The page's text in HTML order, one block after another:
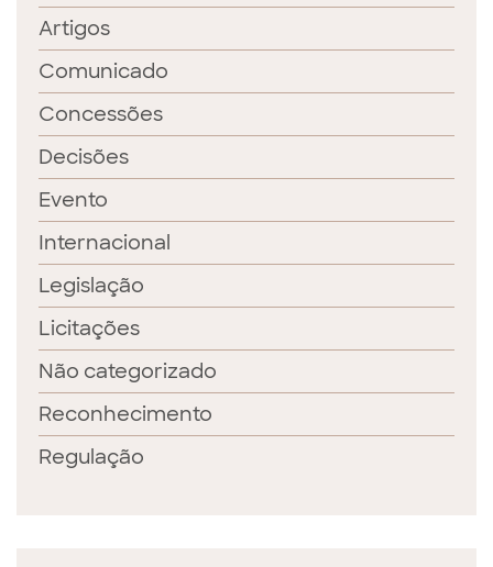
Artigos
Comunicado
Concessões
Decisões
Evento
Internacional
Legislação
Licitações
Não categorizado
Reconhecimento
Regulação